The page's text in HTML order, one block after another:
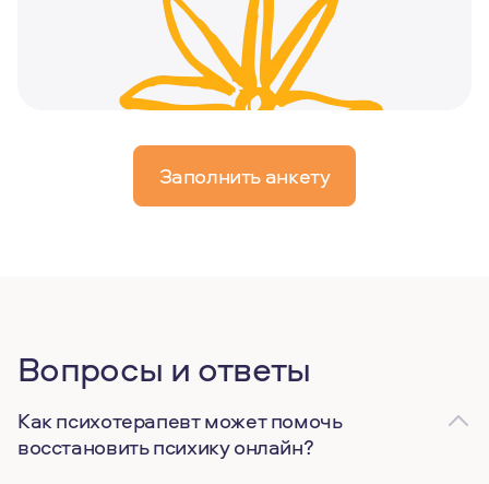
Заполнить анкету
Вопросы и ответы
Как психотерапевт может помочь
восстановить психику онлайн?